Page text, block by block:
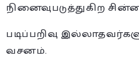
நினைவுபடுத்துகிற
படிப்பறிவு
வசனம்.